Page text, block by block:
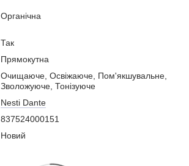
Органічна
Так
Прямокутна
Очищаюче, Освіжаюче, Пом'якшувальне,
Зволожуюче, Тонізуюче
Nesti Dante
837524000151
Новий